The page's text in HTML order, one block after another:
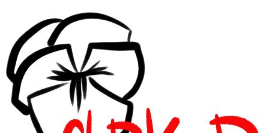
contenu